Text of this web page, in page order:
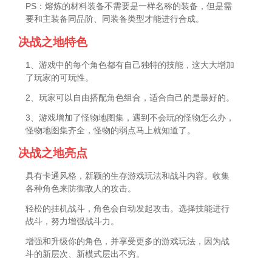
PS：熔炼的材料装备不需要是一样名称的装备，但是需
要和主装备同品阶、同装备类型才能进行合成。
决战之地特色
1、游戏中的每个角色都有自己独特的技能，这大大增加
了玩家的可玩性。
2、玩家可以自由搭配角色组合，适合自己的是最好的。
3、游戏增加了怪物地图集，遇到不会玩的怪物怎么办，
怪物地图集齐全，怪物的弱点马上就知道了。
决战之地亮点
具有卡通风格，新颖的生存游戏玩法和战斗内容。收集
各种角色来防御敌人的攻击。
轻松的挂机战斗，角色会自动发起攻击。选择技能进行
战斗，努力增强战斗力。
增强和升级你的角色，并享受更多的游戏玩法，因为战
斗的新层次、新模式层出不穷。